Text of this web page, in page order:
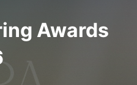
Awards